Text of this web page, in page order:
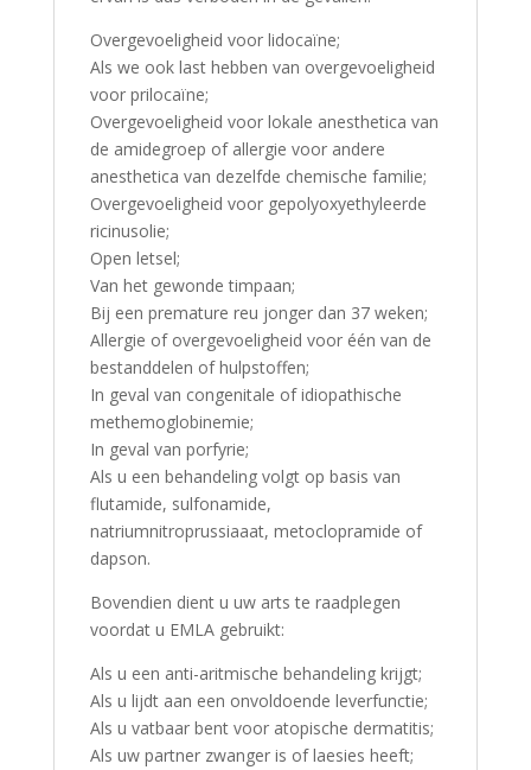
Overgevoeligheid voor lidocaïne;
Als we ook last hebben van overgevoeligheid
voor prilocaïne;
Overgevoeligheid voor lokale anesthetica van
de amidegroep of allergie voor andere
anesthetica van dezelfde chemische familie;
Overgevoeligheid voor gepolyoxyethyleerde
ricinusolie;
Open letsel;
Van het gewonde timpaan;
Bij een premature reu jonger dan 37 weken;
Allergie of overgevoeligheid voor één van de
bestanddelen of hulpstoffen;
In geval van congenitale of idiopathische
methemoglobinemie;
In geval van porfyrie;
Als u een behandeling volgt op basis van
flutamide, sulfonamide,
natriumnitroprussiaaat, metoclopramide of
dapson.
Bovendien dient u uw arts te raadplegen
voordat u EMLA gebruikt:
Als u een anti-aritmische behandeling krijgt;
Als u lijdt aan een onvoldoende leverfunctie;
Als u vatbaar bent voor atopische dermatitis;
Als uw partner zwanger is of laesies heeft;